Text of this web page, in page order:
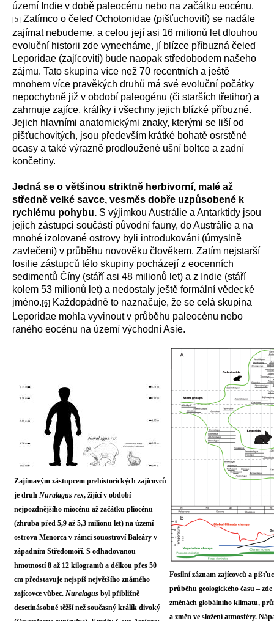
území Indie v době paleocénu nebo na začátku eocénu.
[5] Zatímco o čeleď Ochotonidae (pišťuchovití) se nadále
zajímat nebudeme, a celou její asi 16 milionů let dlouhou
evoluční historii zde vynecháme, jí blízce příbuzná čeleď
Leporidae (zajícovití) bude naopak středobodem našeho
zájmu. Tato skupina více než 70 recentních a ještě
mnohem více pravěkých druhů má své evoluční počátky
nepochybně již v období paleogénu (či starších třetihor) a
zahrnuje zajíce, králíky i všechny jejich blízké příbuzné.
Jejich hlavními anatomickými znaky, kterými se liší od
pišťuchovitých, jsou především krátké bohatě osrstěné
ocasy a také výrazně prodloužené ušní boltce a zadní
končetiny.
Jedná se o většinou striktně herbivorní, malé až
středně velké savce, vesměs dobře uzpůsobené k
rychlému pohybu. S výjimkou Austrálie a Antarktidy jsou
jejich zástupci součástí původní fauny, do Austrálie a na
mnohé izolované ostrovy byli introdukováni (úmyslně
zavlečeni) v průběhu novověku člověkem. Zatím nejstarší
fosilie zástupců této skupiny pocházejí z eocenních
sedimentů Číny (stáří asi 48 milionů let) a z Indie (stáří
kolem 53 milionů let) a nedostaly ještě formální vědecké
jméno.[6] Každopádně to naznačuje, že se celá skupina
Leporidae mohla vyvinout v průběhu paleocénu nebo
raného eocénu na území východní Asie.
Zajímavým zástupcem prehistorických zajícovců
je druh Nuralagus rex, žijící v období
nejpozdnějšího miocénu až začátku pliocénu
(zhruba před 5,9 až 5,3 milionu let) na území
ostrova Menorca v rámci souostroví Baleáry v
západním Středomoří. S odhadovanou
hmotností 8 až 12 kilogramů a délkou přes 50
cm představuje nejspíš největšího známého
zajícovce vůbec. Nuralagus byl přibližně
desetinásobně těžší než současný králík divoký
Fosilní záznam zajícovců a
průběhu geologického času –
změnách globálního klimatu,
a změn ve složení atmosféry.